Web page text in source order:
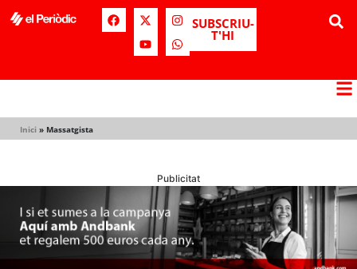
SUBSCRIU-
T'HI
Inici » Massatgista
Publicitat